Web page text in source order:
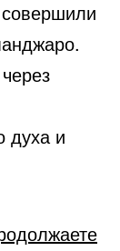
духа и